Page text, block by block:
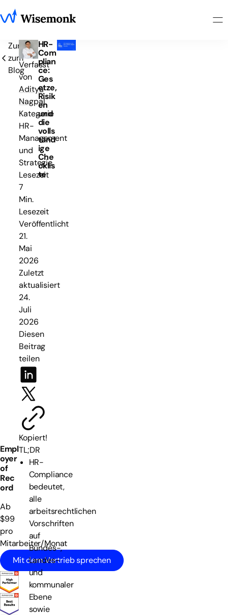
Zurück
zum
Blog
Verfasst
von
Aditya
Nagpal
Kategorie
HR-
Management
und
Strategie
Lesezeit
7
Min.
Lesezeit
Veröffentlicht
21.
Mai
2026
Zuletzt
aktualisiert
24.
Juli
2026
Diesen
Beitrag
teilen
Kopiert!
HR-
Com
plian
ce:
Ges
etze,
Risik
en
und
die
volls
tänd
ige
Che
cklis
te
Empl
oyer
of
Rec
ord
Ab
$99
pro
Mitarbeiter/Monat
Mit dem Vertrieb sprechen
TL;DR
HR-
Compliance
bedeutet,
alle
arbeitsrechtlichen
Vorschriften
auf
Bundes-,
Landes-
und
kommunaler
Ebene
sowie